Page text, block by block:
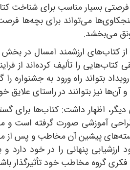
بسیار مناسب برای شناخت
می‌تواند برای بچه‌ها
می‌بخشد.
کتاب‌های ارزشمند امسال در بخش
را تألیف کرده‌اند از
بتواند راه ورود به جشنواره
نیز بتوانند در راستای
دیگر، اظهار داشت: کتاب‌ها
آموزشی صورت گرفته است و
پیشین آن مخاطب و پس از
پنهانی را در خود
گروه مخاطب خود تأثیرگذار